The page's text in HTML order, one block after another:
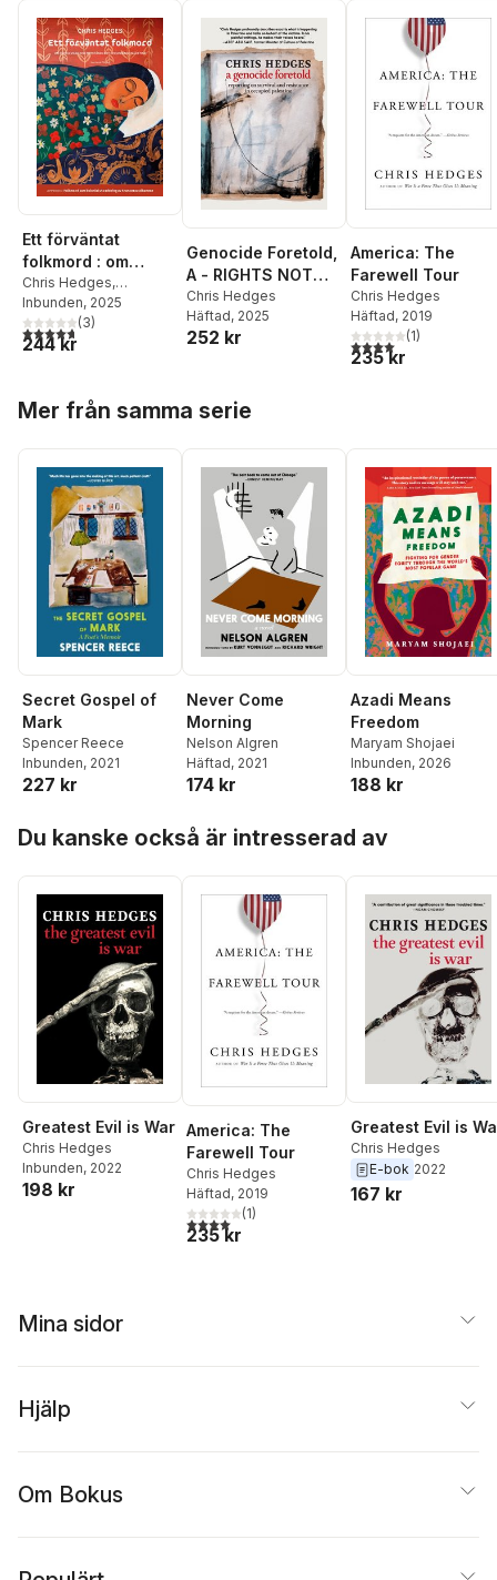
Ett förväntat
folkmord : om
överlevnad och
motstånd i det
ockuperade
Palestina
Chris Hedges,
Francesca Albanese
Inbunden, 2025
4,7utav 5 stjärnor. Totalt antal röster:
(3)
244 kr
Genocide Foretold,
A - RIGHTS NOT
OWNED
Chris Hedges
Häftad, 2025
252 kr
America: The
Farewell Tour
Chris Hedges
Häftad, 2019
4,0utav 5 stjärnor.
(1)
235 kr
Mer från samma serie
Secret Gospel of
Mark
Spencer Reece
Inbunden, 2021
227 kr
Never Come
Morning
Nelson Algren
Häftad, 2021
174 kr
Azadi Means
Freedom
Maryam Shojaei
Inbunden, 2026
188 kr
Du kanske också är intresserad av
Greatest Evil is War
Chris Hedges
Inbunden, 2022
198 kr
America: The
Farewell Tour
Chris Hedges
Häftad, 2019
4,0utav 5 stjärnor. Totalt antal röster:
(1)
235 kr
Greatest Evil is
Chris Hedges
E-bok 2022
167 kr
Mina sidor
Hjälp
Om Bokus